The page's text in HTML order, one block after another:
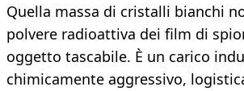
Quella massa di cristalli bianchi
polvere radioattiva dei film di
oggetto tascabile. È un carico
chimicamente aggressivo,